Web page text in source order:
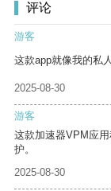
评论
游客
这款app就像我的私
2025-08-30
游客
这款加速器VPM应
护。
2025-08-30